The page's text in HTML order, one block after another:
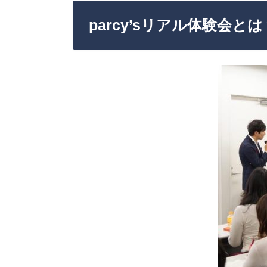
parcy’sリアル体験会とは